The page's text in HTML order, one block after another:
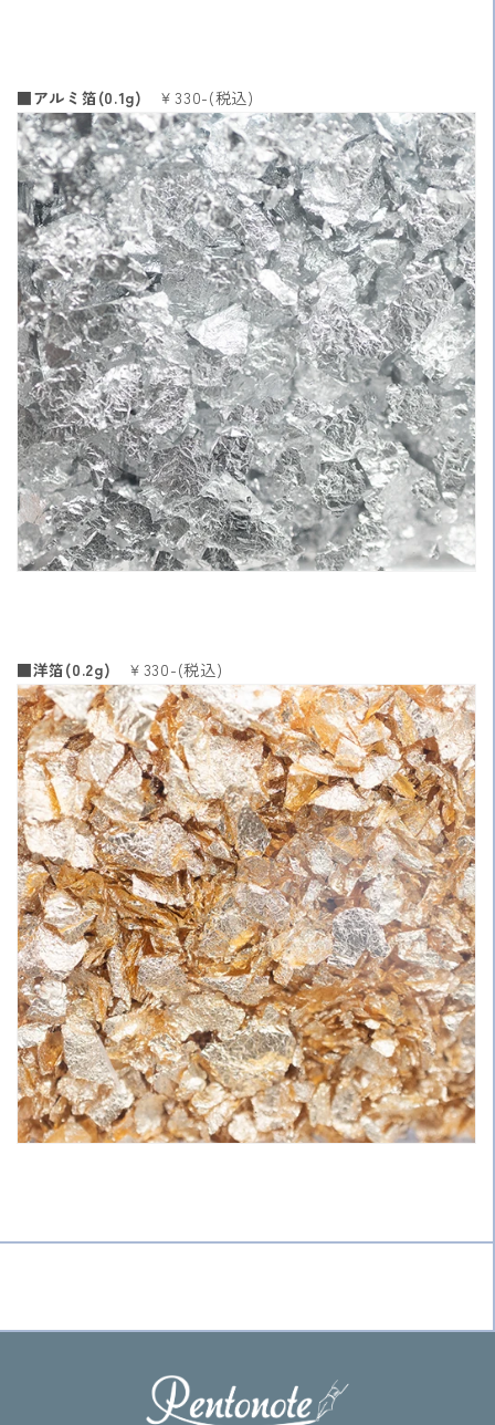
■アルミ箔(0.1g) ￥330-(税込)
■洋箔(0.2g) ￥330-(税込)